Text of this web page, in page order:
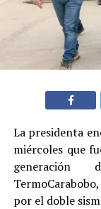
La presidenta
miércoles que
por el doble